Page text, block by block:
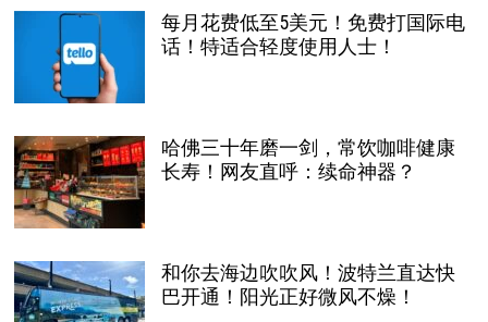
每月花费低至5美元！免费打国际电
话！特适合轻度使用人士！
哈佛三十年磨一剑，常饮咖啡健康
长寿！网友直呼：续命神器？
和你去海边吹吹风！波特兰直达快
巴开通！阳光正好微风不燥！